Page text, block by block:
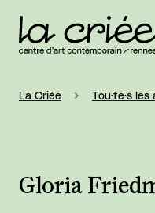
La Criée Tou·te·s
Gloria